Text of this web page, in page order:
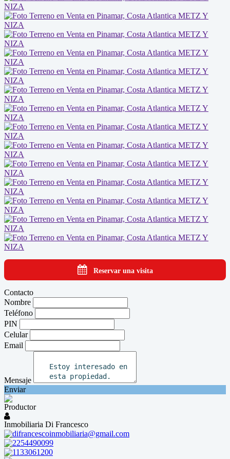
Reservar una visita
Contacto
Nombre
Teléfono
PIN
Celular
Email
Mensaje
Enviar
Productor
Inmobiliaria Di Francesco
difrancescoinmobiliaria@gmail.com
2254490099
1133061200